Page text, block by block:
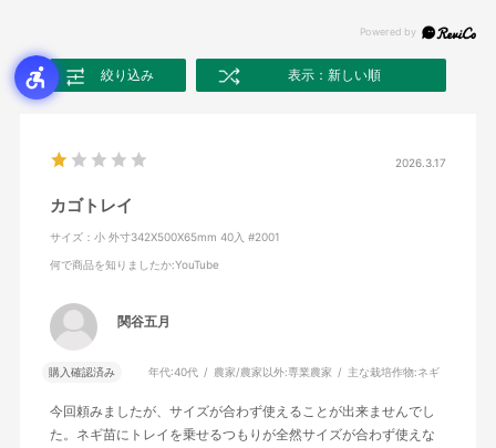
絞り込み 表示：新しい順
2026.3.17
カゴトレイ
サイズ：小 外寸342X500X65mm 40入 #2001
何で商品を知りましたか:YouTube
関谷五月
購入確認済み 年代:40代 農家/農家以外:専業農家 主な栽培作物:ネギ
今回頼みましたが、サイズが合わず使えることが出来ませんでし
た。ネギ苗にトレイを乗せるつもりが全然サイズが合わず使えな